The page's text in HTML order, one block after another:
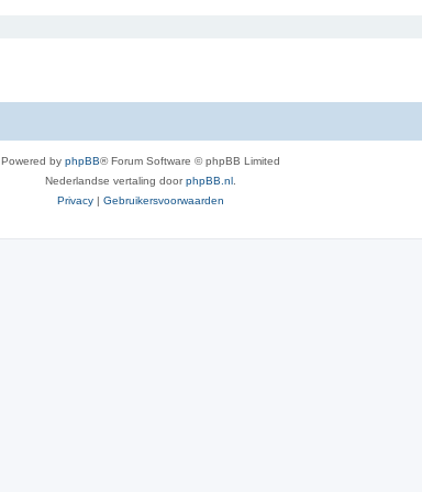
Powered by phpBB® Forum Software © phpBB Limited
Nederlandse vertaling doorphpBB.nl
Privacy | Gebruikersvoorwaarden